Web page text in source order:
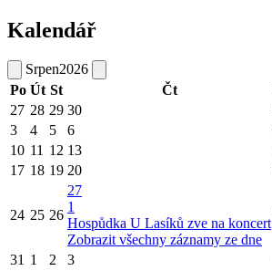
Kalendář
Srpen2026
Po Út St Čt
27 28 29 30
3
4 5 6
10 11 12 13
17 18 19 20
24 25 26
27
1
Hospůdka U Lasíků zve na koncert
Zobrazit všechny záznamy ze dne
31 1 2 3